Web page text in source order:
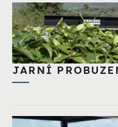
JARNÍ